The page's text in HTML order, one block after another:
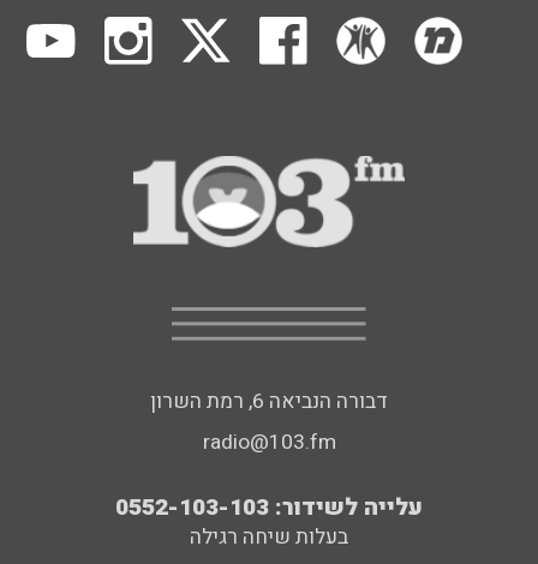
דבורה הנביאה 6, רמת השרון
radio@103.fm
עלייה לשידור: 0552-103-103
בעלות שיחה רגילה